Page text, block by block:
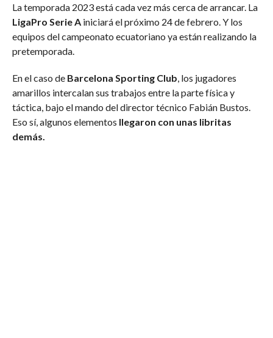
La temporada 2023 está cada vez más cerca de arrancar. La
LigaPro Serie Ainiciará el próximo 24 de febrero. Y los
equipos del campeonato ecuatoriano ya están realizando la
pretemporada.
En el caso de Barcelona Sporting Club , los jugadores
amarillos intercalan sus trabajos entre la parte física y
táctica, bajo el mando del director técnico Fabián Bustos.
Eso sí, algunos elementos llegaron con unas libritas
demás.